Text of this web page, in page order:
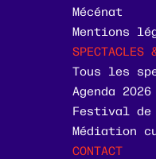
Mécénat
Mentions
SPECTACLES
Tous les
Agenda 2026
Festival de
Médiation
CONTACT